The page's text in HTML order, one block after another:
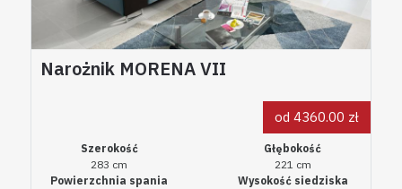
Narożnik MORENA VII
od 4360.00 zł
Szerokość
283 cm
Głębokość
221 cm
Powierzchnia spania
Wysokość siedziska